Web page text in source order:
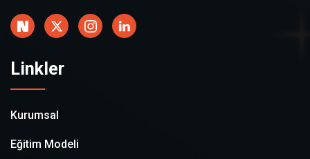
Linkler
Kurumsal
Eğitim Modeli